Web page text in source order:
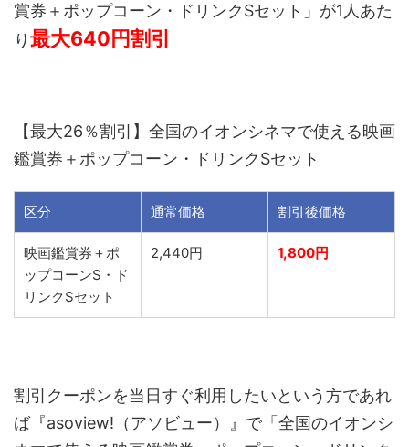
賞券＋ポップコーン・ドリンクSセット」が1人あた
り最大640円割引
【最大26％割引】全国のイオンシネマで使える映画
鑑賞券＋ポップコーン・ドリンクSセット
区分 通常価格 割引後価格
映画鑑賞券＋ポ
ップコーンS・ド
リンクSセット
2,440円 1,800円
割引クーポンを当日すぐ利用したいという方であれ
ば『asoview!（アソビュー）』で「全国のイオンシ